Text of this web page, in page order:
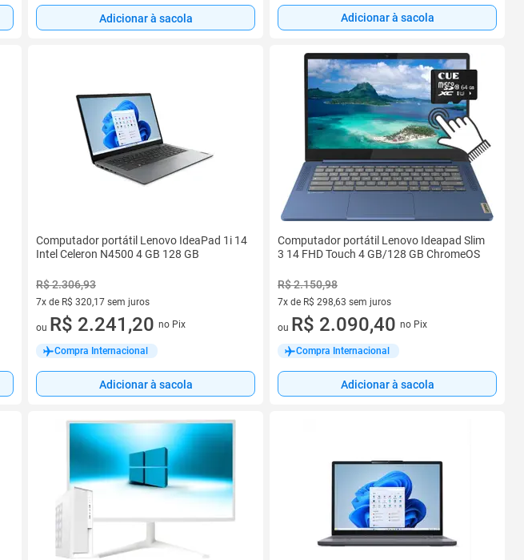
Adicionar à sacola Adicionar à sacola
Computador portátil Lenovo IdeaPad 1i 14
Intel Celeron N4500 4 GB 128 GB
R$ 2.306,93
7x de R$ 320,17 sem juros
7 vez de R$ 320,17 sem juros
ou R$ 2.241,20 no Pix
Compra Internacional
Adicionar à sacola
Computador portátil Lenovo Ideapad Slim
3 14 FHD Touch 4 GB/128 GB ChromeOS
R$ 2.150,98
7x de R$ 298,63 sem juros
7 vez de R$ 298,63 sem juros
ou R$ 2.090,40 no Pix
Compra Internacional
Adicionar à sacola